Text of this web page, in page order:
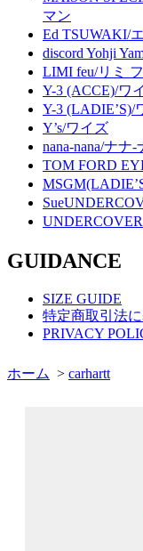
マン
Ed TSUWAKI/
discord Yohji
LIMI feu/リミ
Y-3 (ACCE)/ワ
Y-3 (LADIE’S)/
Y’s/ワイズ
nana-nana/ナナ-
TOM FORD
GUIDANCE
SIZE GUIDE
特定商取引法
PRIVACY
ホーム > carhartt